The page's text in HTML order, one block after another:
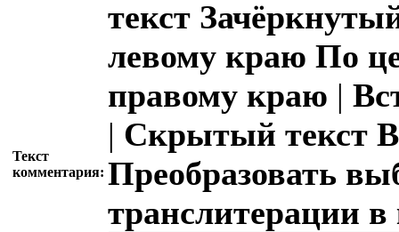
Текст
комментария:
текст
левому краю По
правому краю |
| Скрытый текст
Преобразовать
транслитерации